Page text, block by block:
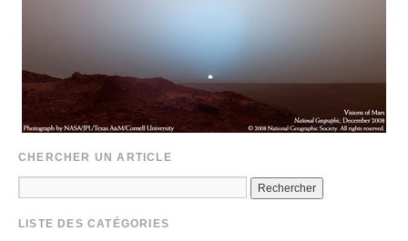
CHERCHER UN ARTICLE
LISTE DES CATÉGORIES